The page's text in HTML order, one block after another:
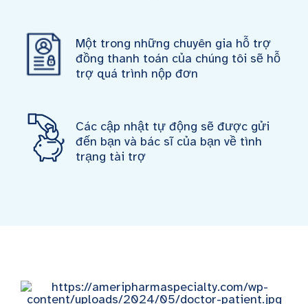
Một trong những chuyên gia hỗ trợ
đồng thanh toán của chúng tôi sẽ hỗ
trợ quá trình nộp đơn
Các cập nhật tự động sẽ được gửi
đến bạn và bác sĩ của bạn về tình
trạng tài trợ